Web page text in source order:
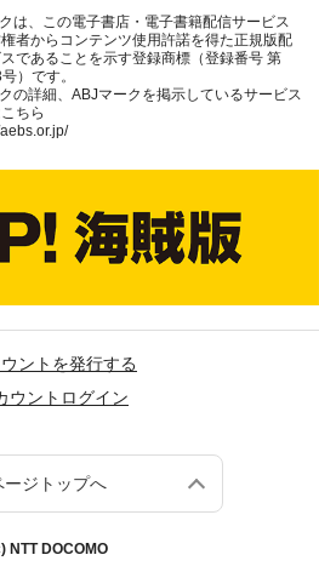
は、この電子書店・電子書籍配信サービス
者からコンテンツ使用許諾を得た正規版配
であることを示す登録商標（登録番号 第
）です。
の詳細、ABJマークを掲示しているサービス
ちら
ントを発行する
ウントログイン
ージトップへ
NTT DOCOMO